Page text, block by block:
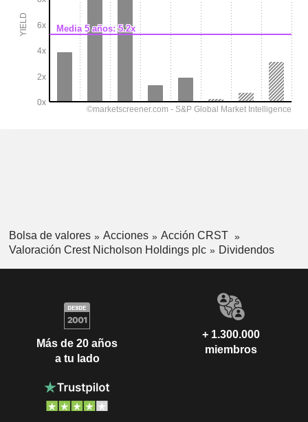
Bolsa de valores Acciones
Acción CRST
Valoración Crest Nicholson Holdings plc
Dividendos
Más de 20 años
a tu lado
+ 1.300.000
miembros